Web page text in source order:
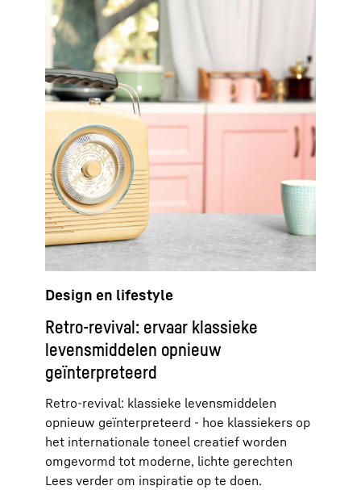
Design en lifestyle
Retro-revival: ervaar klassieke
levensmiddelen opnieuw
geïnterpreteerd
Retro-revival: klassieke levensmiddelen
opnieuw geïnterpreteerd - hoe klassiekers op
het internationale toneel creatief worden
omgevormd tot moderne, lichte gerechten
Lees verder om inspiratie op te doen.